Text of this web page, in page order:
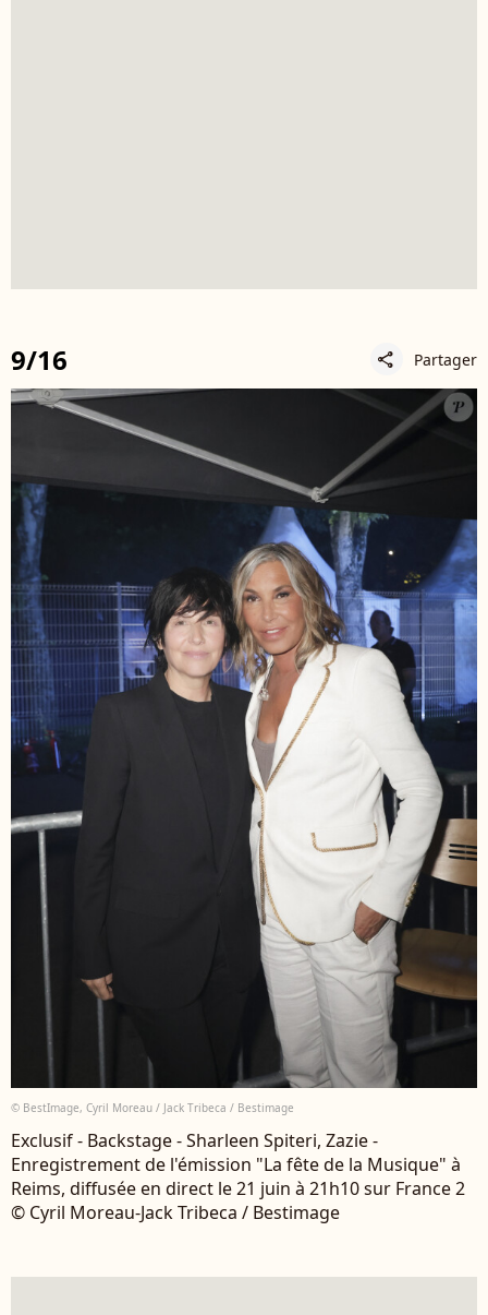
9/16 share Partager
© BestImage, Cyril Moreau / Jack Tribeca / Bestimage
Exclusif - Backstage - Sharleen Spiteri, Zazie -
Enregistrement de l'émission "La fête de la Musique" à
Reims, diffusée en direct le 21 juin à 21h10 sur France 2
© Cyril Moreau-Jack Tribeca / Bestimage